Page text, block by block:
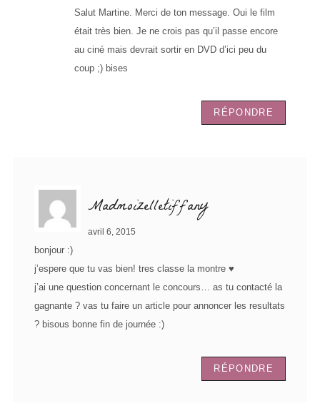
Salut Martine. Merci de ton message. Oui le film
était très bien. Je ne crois pas qu’il passe encore
au ciné mais devrait sortir en DVD d’ici peu du
coup ;) bises
RÉPONDRE
Madmoizelletiffany
avril 6, 2015
bonjour :)
j’espere que tu vas bien! tres classe la montre ♥
j’ai une question concernant le concours… as tu contacté la
gagnante ? vas tu faire un article pour annoncer les resultats
? bisous bonne fin de journée :)
RÉPONDRE